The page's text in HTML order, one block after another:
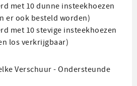
met 10 dunne insteekhoezen
er ook besteld worden)
met 10 stevige insteekhoezen
los verkrijgbaar)
Verschuur - Ondersteunde